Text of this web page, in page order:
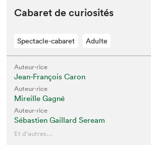
Cabaret de curiosités
Spectacle-cabaret Adulte
Auteur·rice
Jean-François Caron
Auteur·rice
Mireille Gagné
Auteur·rice
Sébastien Gaillard Seream
Et d'autres...